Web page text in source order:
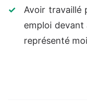
Avoir travaillé
emploi devant
représenté